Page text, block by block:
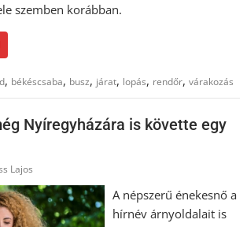
szemben korábban.
, békéscsaba, busz, járat, lopás, rendőr,várakozás
Nyíregyházára is követte egy
Lajos
A népszerű énekesnő a
hírnév árnyoldalait is